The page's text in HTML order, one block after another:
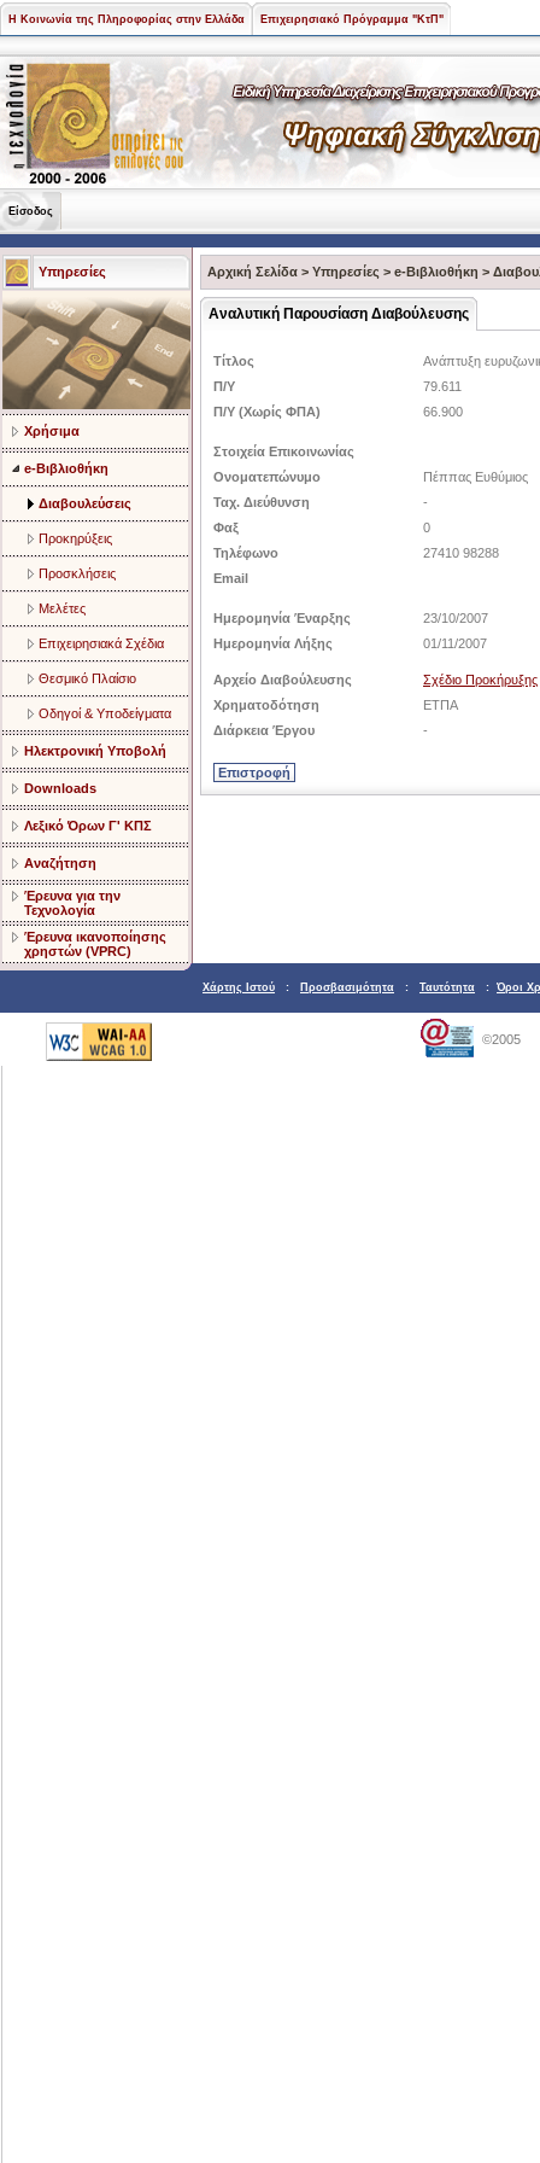
Η Κοινωνία της Πληροφορίας στην Ελλάδα Επιχειρησιακό Πρόγραμμα "ΚτΠ"
Είσοδος
Υπηρεσίες
Χρήσιμα
e-Βιβλιοθήκη
Διαβουλεύσεις
Προκηρύξεις
Προσκλήσεις
Μελέτες
Επιχειρησιακά Σχέδια
Θεσμικό Πλαίσιο
Οδηγοί & Υποδείγματα
Ηλεκτρονική Υποβολή
Downloads
Λεξικό Όρων Γ' ΚΠΣ
Αναζήτηση
Έρευνα για την
Τεχνολογία
Έρευνα ικανοποίησης
χρηστών (VPRC)
Αρχική Σελίδα > Υπηρεσίες > e-Βιβλιοθήκη >
Αναλυτική Παρουσίαση Διαβούλευσης
Τίτλος
Ανάπτυξη
Π/Υ
79.611
Π/Υ (Χωρίς ΦΠΑ)
66.900
Στοιχεία Επικοινωνίας
Ονοματεπώνυμο
Πέππας Ευθύμιος
Ταχ. Διεύθυνση
-
Φαξ
0
Τηλέφωνο
27410 98288
Email
Ημερομηνία Έναρξης
23/10/2007
Ημερομηνία Λήξης
01/11/2007
Αρχείο Διαβούλευσης
Σχέδιο Προκήρυξης
Χρηματοδότηση
ΕΤΠΑ
Διάρκεια Έργου
-
Χάρτης Ιστού : Προσβασιμότητα : Ταυτότητα : Όροι
©2005